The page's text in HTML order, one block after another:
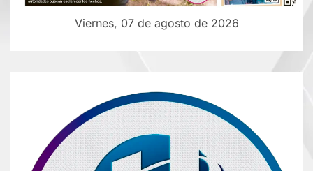
Viernes, 07 de agosto de 2026